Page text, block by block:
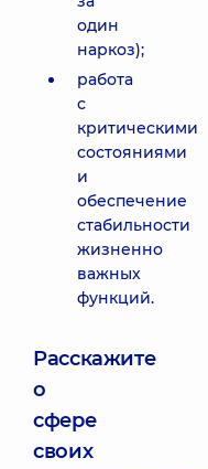
один
наркоз);
работа
с
критическими
состояниями
и
обеспечение
стабильности
жизненно
важных
функций.
Расскажите
о
сфере
своих